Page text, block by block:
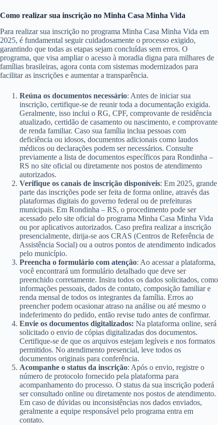
Como realizar sua inscrição no Minha Casa Minha Vida
Para realizar sua inscrição no programa Minha Casa Minha Vida em
2025, é fundamental seguir cuidadosamente o processo exigido,
garantindo que todas as etapas sejam concluídas sem erros. O
programa, que visa ampliar o acesso à moradia digna para milhares de
famílias brasileiras, agora conta com sistemas modernizados para
facilitar as inscrições e aumentar a transparência.
Reúna os documentos necessário: Antes de iniciar sua
inscrição, certifique-se de reunir toda a documentação exigida.
Geralmente, isso inclui o RG, CPF, comprovante de residência
atualizado, certidão de casamento ou nascimento, e comprovante
de renda familiar. Caso sua família inclua pessoas com
deficiência ou idosos, documentos adicionais como laudos
médicos ou declarações podem ser necessários. Consulte
previamente a lista de documentos específicos para Rondinha –
RS no site oficial ou diretamente nos postos de atendimento
autorizados.
Verifique os canais de inscrição disponíveis: Em 2025, grande
parte das inscrições pode ser feita de forma online, através das
plataformas digitais do governo federal ou de prefeituras
municipais. Em Rondinha – RS, o procedimento pode ser
acessado pelo site oficial do programa Minha Casa Minha Vida
ou por aplicativos autorizados. Caso prefira realizar a inscrição
presencialmente, dirija-se aos CRAS (Centros de Referência de
Assistência Social) ou a outros pontos de atendimento indicados
pelo município.
Preencha o formulário com atenção: Ao acessar a plataforma,
você encontrará um formulário detalhado que deve ser
preenchido corretamente. Insira todos os dados solicitados, como
informações pessoais, dados de contato, composição familiar e
renda mensal de todos os integrantes da família. Erros ao
preencher podem ocasionar atraso na análise ou até mesmo o
indeferimento do pedido, então revise tudo antes de confirmar.
Envie os documentos digitalizados: Na plataforma online, será
solicitado o envio de cópias digitalizadas dos documentos.
Certifique-se de que os arquivos estejam legíveis e nos formatos
permitidos. No atendimento presencial, leve todos os
documentos originais para conferência.
Acompanhe o status da inscrição: Após o envio, registre o
número de protocolo fornecido pela plataforma para
acompanhamento do processo. O status da sua inscrição poderá
ser consultado online ou diretamente nos postos de atendimento.
Em caso de dúvidas ou inconsistências nos dados enviados,
geralmente a equipe responsável pelo programa entra em
contato.